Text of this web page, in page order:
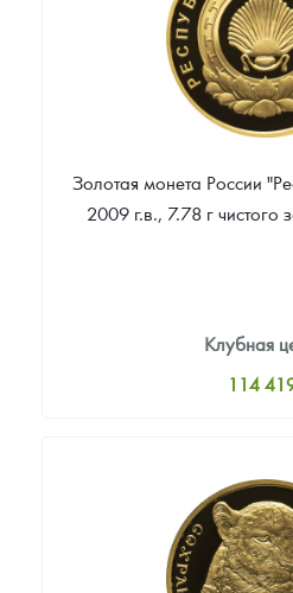
Золотая монета России
2009 г.в., 7.78 г
Клубная
114
Цена